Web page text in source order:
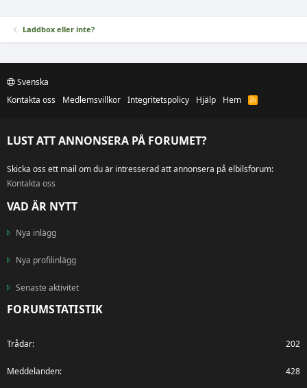
Laddbox eller inte?
Svenska
Kontakta oss
Medlemsvillkor Integritetspolicy Hjälp Hem
R
S
LUST ATT ANNONSERA PÅ FORUMET?
Skicka oss ett mail om du är intresserad att annonsera på elbilsforum:
Kontakta oss
VAD ÄR NYTT
Nya inlägg
Nya profilinlägg
Senaste aktivitet
FORUMSTATISTIK
Trådar 202
Meddelanden 428